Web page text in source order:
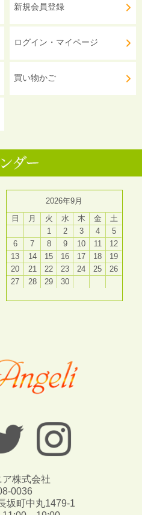
新規会員登録
ログイン・マイページ
買い物かご
2026年9月
日
月 火 水 木 金
土
1
2 3 4
5
6
7 8 9 10 11
12
13
14 15 16 17 18
19
20
21 22 23 24 25
26
27
28 29 30
株式会社
0036
坂町中丸1479-1